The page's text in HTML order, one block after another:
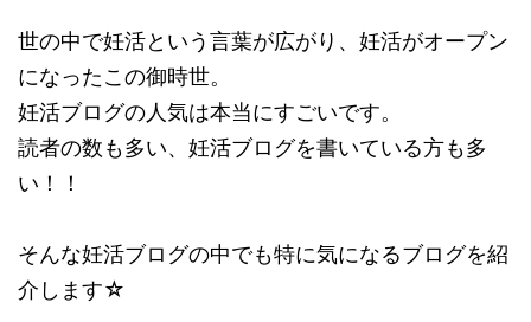
世の中で妊活という言葉が広がり、妊活がオープン
になったこの御時世。
妊活ブログの人気は本当にすごいです。
読者の数も多い、妊活ブログを書いている方も多
い！！
そんな妊活ブログの中でも特に気になるブログを紹
介します☆